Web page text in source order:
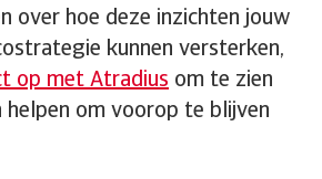
over hoe deze inzichten jouw
kunnen versterken,
op met Atradius om te zien
helpen om voorop te blijven